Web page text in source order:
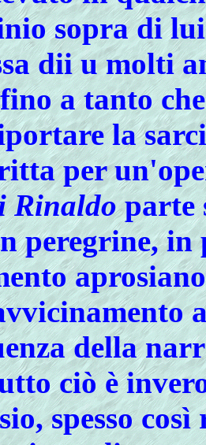
sopra di lui
dii u molti
a tanto
la
per
Rinaldoparte
peregrine,
della
ciò è
spesso